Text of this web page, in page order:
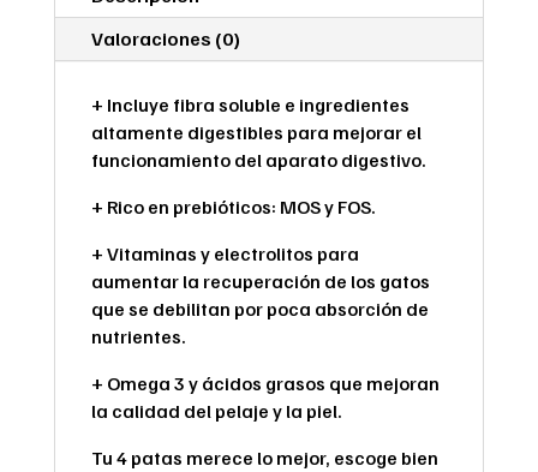
Valoraciones (0)
+ Incluye fibra soluble e ingredientes
altamente digestibles para mejorar el
funcionamiento del aparato digestivo.
+ Rico en prebióticos: MOS y FOS.
+ Vitaminas y electrolitos para
aumentar la recuperación de los gatos
que se debilitan por poca absorción de
nutrientes.
+ Omega 3 y ácidos grasos que mejoran
la calidad del pelaje y la piel.
Tu 4 patas merece lo mejor, escoge bien